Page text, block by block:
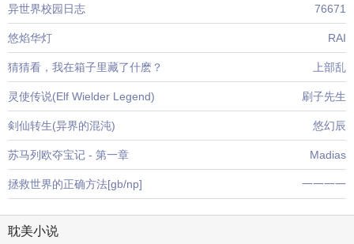
异世界校园日志 76671
悠焰华灯 RAI
猜猜看，我在箱子里藏了什麽？ 上部乱
灵使传说(Elf Wielder Legend) 刷子先生
剣仙转生(异界的混沌) 悠幻辰
苏马列欧夺宝记 - 第一章 Madias
拯救世界的正确方法[gb/np] 一一一一
耽美小说